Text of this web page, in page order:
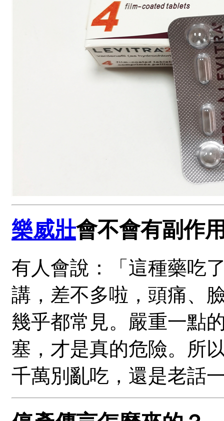
樂威壯會不會有副作
有人會說：「這種藥吃
講，差不多啦，頭痛、
幾乎都常見。嚴重一點
塞，才是真的危險。所
千萬別亂吃，還是老話